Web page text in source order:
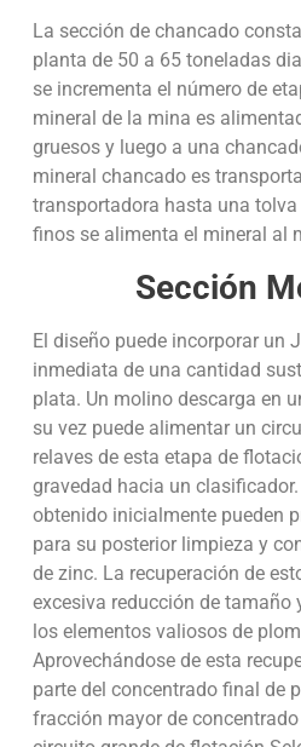
La sección de chancado
planta de 50 a 65 toneladas
se incrementa el número de
mineral de la mina es
gruesos y luego a una
mineral chancado es
transportadora hasta una
finos se alimenta el mineral al
Sección
El diseño puede incorporar un
inmediata de una cantidad
plata. Un molino descarga en
su vez puede alimentar un
relaves de esta etapa de
gravedad hacia un
obtenido inicialmente pueden
para su posterior limpieza y
de zinc. La recuperación de
excesiva reducción de tamaño
los elementos valiosos de
Aprovechándose de esta
parte del concentrado final de
fracción mayor de